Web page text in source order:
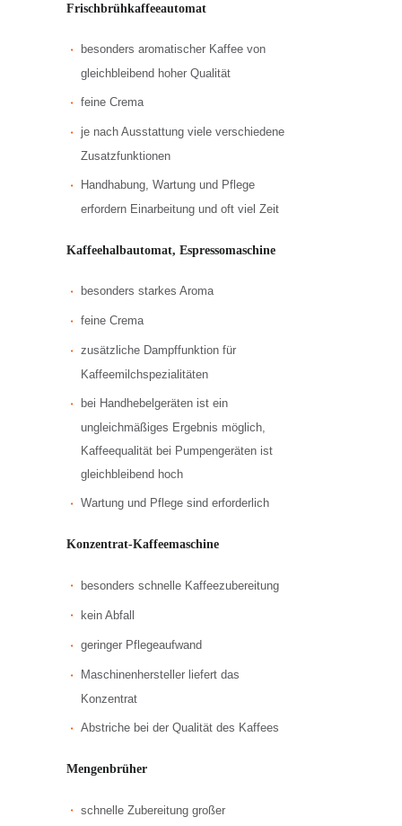
Frischbrühkaffeeautomat
besonders aromatischer Kaffee von
gleichbleibend hoher Qualität
feine Crema
je nach Ausstattung viele verschiedene
Zusatzfunktionen
Handhabung, Wartung und Pflege
erfordern Einarbeitung und oft viel Zeit
Kaffeehalbautomat, Espressomaschine
besonders starkes Aroma
feine Crema
zusätzliche Dampffunktion für
Kaffeemilchspezialitäten
bei Handhebelgeräten ist ein
ungleichmäßiges Ergebnis möglich,
Kaffeequalität bei Pumpengeräten ist
gleichbleibend hoch
Wartung und Pflege sind erforderlich
Konzentrat-Kaffeemaschine
besonders schnelle Kaffeezubereitung
kein Abfall
geringer Pflegeaufwand
Maschinenhersteller liefert das
Konzentrat
Abstriche bei der Qualität des Kaffees
Mengenbrüher
schnelle Zubereitung großer